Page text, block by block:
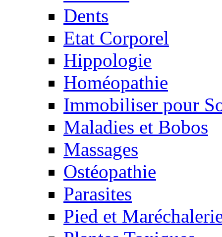
Dents
Etat Corporel
Hippologie
Homéopathie
Immobiliser pour
Maladies et Bobos
Massages
Ostéopathie
Parasites
Pied et